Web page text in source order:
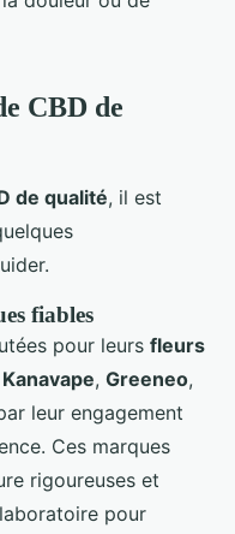
CBD de
de qualité, il est
fiables
pour leurs fleurs
Kanavape, Greeneo,
leur engagement
Ces marques
rigoureuses et
pour